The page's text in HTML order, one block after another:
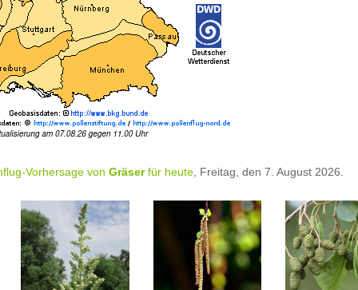
Vorhersage von Gräserfür heute , Freitag, den 7. August 2026.